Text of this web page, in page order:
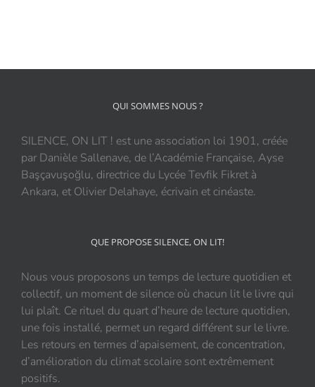
QUI SOMMES NOUS ?
SILENCE, ON LIT ! est une association loi 1901, créée
par Danièle Sallenave, de l’Académie Française, Ayse
Başçavuşoğlu, directrice du Lycée Tevfik Fikret à
Ankara, et Olivier Delahaye, écrivain et cinéaste.
QUE PROPOSE SILENCE, ON LIT!
Nous vous proposons un temps de lecture quotidien et
collectif, un moment de silence où chacun lit le livre qui
lui plaît. Ce rituel du quart d’heure de lecture quotidien,
une fois installé, permet un regard différent sur le livre.
Les retours en termes d’apaisement, de concentration,
d’amélioration du climat scolaire sont extrêmement
positifs.